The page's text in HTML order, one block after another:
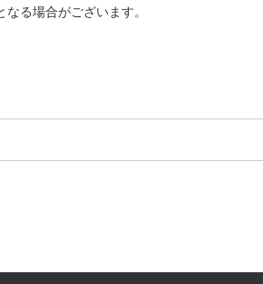
る場合がございます。